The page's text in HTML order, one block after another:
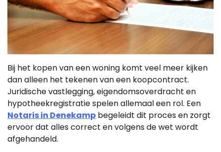
Bij het kopen van een woning komt veel meer kijken
dan alleen het tekenen van een koopcontract.
Juridische vastlegging, eigendomsoverdracht en
hypotheekregistratie spelen allemaal een rol. Een
Notaris in Denekamp begeleidt dit proces en zorgt
ervoor dat alles correct en volgens de wet wordt
afgehandeld.